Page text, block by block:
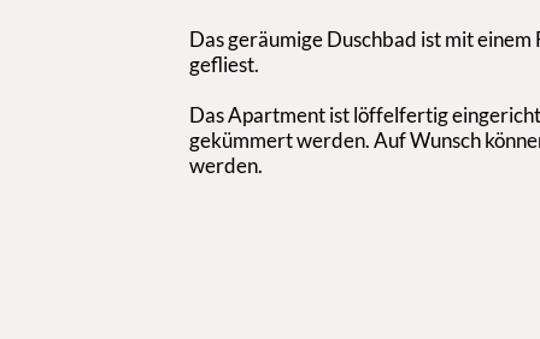
Das geräumige Duschbad ist mit
gefliest.
Das Apartment ist löffelfertig
gekümmert werden. Auf Wunsch
werden.